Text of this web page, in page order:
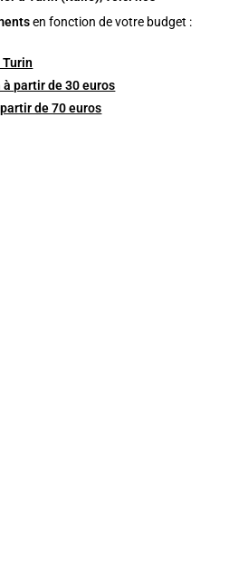
en fonction de votre budget :
Turin
partir de 30 euros
de 70 euros